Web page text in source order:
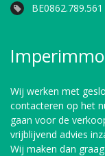
BE0862.789.561
Imperimmo
Wij werken met
contacteren op het
gaan voor de
vrijblijvend advies
Wij maken dan